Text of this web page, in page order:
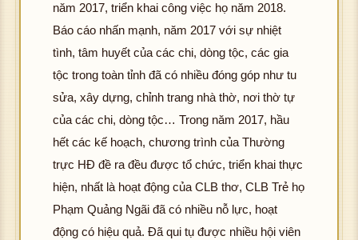
năm 2017, triển khai công việc họ năm 2018.
Báo cáo nhấn mạnh, năm 2017 với sự nhiệt
tình, tâm huyết của các chi, dòng tộc, các gia
tộc trong toàn tỉnh đã có nhiều đóng góp như tu
sửa, xây dựng, chỉnh trang nhà thờ, nơi thờ tự
của các chi, dòng tộc… Trong năm 2017, hầu
hết các kế hoạch, chương trình của Thường
trực HĐ đề ra đều được tổ chức, triển khai thực
hiện, nhất là hoạt động của CLB thơ, CLB Trẻ họ
Phạm Quảng Ngãi đã có nhiều nỗ lực, hoạt
động có hiệu quả. Đã qui tụ được nhiều hội viên